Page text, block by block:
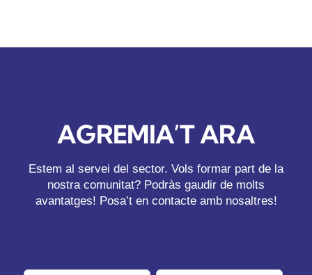
AGREMIA’T ARA
Estem al servei del sector. Vols formar part de la
nostra comunitat? Podràs gaudir de molts
avantatges! Posa’t en contacte amb nosaltres!